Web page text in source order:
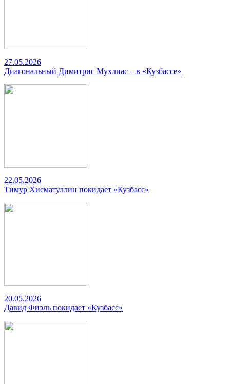
27.05.2026
Диагональный Димитрис Мухлиас – в «Кузбассе»
22.05.2026
Тимур Хисматуллин покидает «Кузбасс»
20.05.2026
Давид Фиэль покидает «Кузбасс»